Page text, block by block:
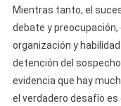
Mientras tanto, el
debate y
organización y
detención del
evidencia que hay
el verdadero desafío